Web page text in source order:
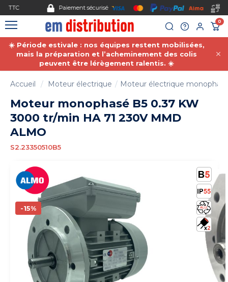
Paiement sécurisé
0
☀️ Période estivale : nos équipes restent mobilisées,
mais la préparation et l’acheminement des colis
peuvent être lérègement ralentis. ☀️
Accueil Moteur électrique Moteur électrique
Moteur monophasé B5 0.37 KW
3000 tr/min HA 71 230V MMD
ALMO
S2.23350510B5
-15%
Gestion des cookies